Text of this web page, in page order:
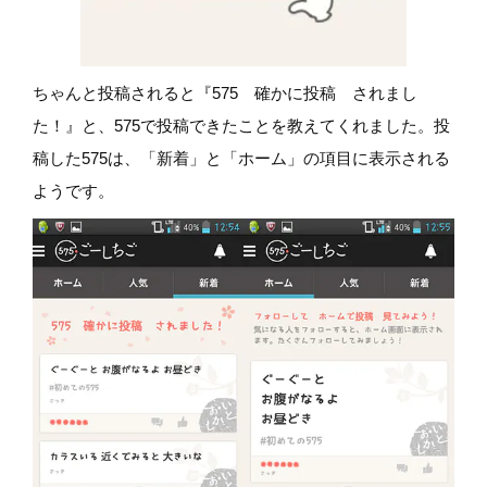
ちゃんと投稿されると『575 確かに投稿 されまし
た！』と、575で投稿できたことを教えてくれました。投
稿した575は、「新着」と「ホーム」の項目に表示される
ようです。